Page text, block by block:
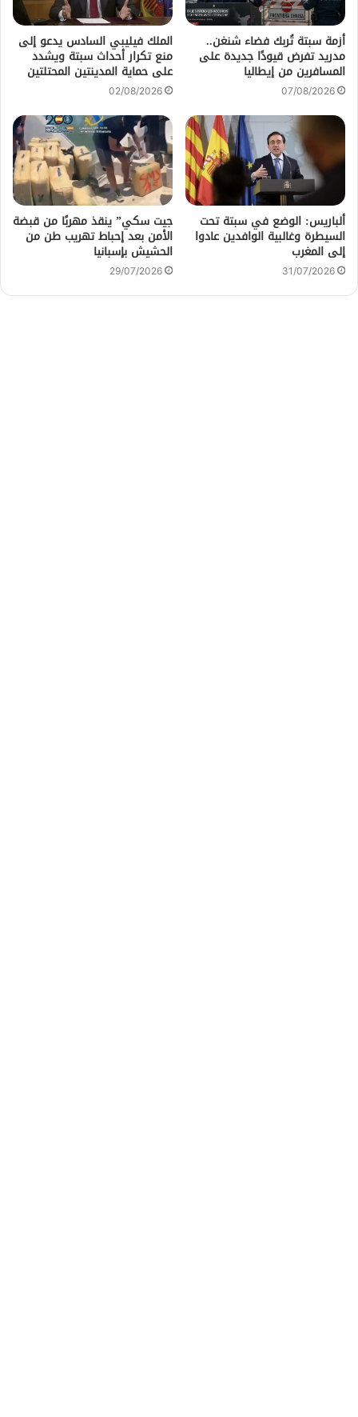
أزمة سبتة تُربك فضاء شنغن..
مدريد تفرض قيودًا جديدة على
المسافرين من إيطاليا
07/08/2026
الملك فيليبي السادس يدعو إلى
منع تكرار أحداث سبتة ويشدد
على حماية المدينتين المحتلتين
02/08/2026
ألباريس: الوضع في سبتة تحت
السيطرة وغالبية الوافدين عادوا
إلى المغرب
31/07/2026
جيت سكي” ينقذ مهربًا من قبضة
الأمن بعد إحباط تهريب طن من
الحشيش بإسبانيا
29/07/2026